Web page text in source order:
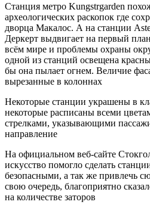
Станция метро Kungstrgarden
археологических раскопок где
дворца Макалос. А на станции
Деркерт выдвигает на первый
всём мире и проблемы охраны
одной из станций освещена
бы она пылает огнем. Величие
вырезанные в колоннах
Некоторые станции украшены в
некоторые расписаны всеми
стрелками, указывающими
направление
На официальном веб-сайте
искусство помогло сделать
безопасными, а так же привлечь
свою очередь, благоприятно
на количестве заторов